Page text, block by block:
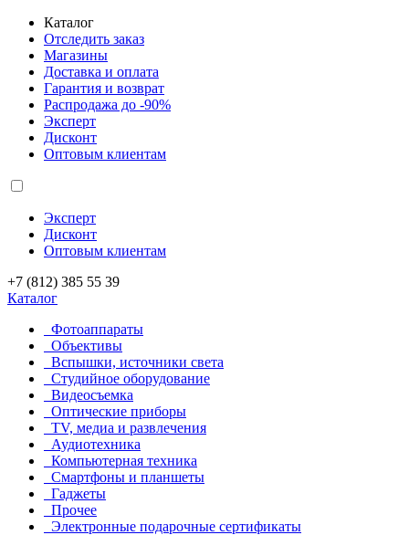
Каталог
Отследить заказ
Магазины
Доставка и оплата
Гарантия и возврат
Распродажа до -90%
Эксперт
Дисконт
Оптовым клиентам
Эксперт
Дисконт
Оптовым клиентам
+7 (812) 385 55 39
Каталог
Фотоаппараты
Объективы
Вспышки, источники света
Студийное оборудование
Видеосъемка
Оптические приборы
TV, медиа и развлечения
Аудиотехника
Компьютерная техника
Смартфоны и планшеты
Гаджеты
Прочее
Электронные подарочные сертификаты